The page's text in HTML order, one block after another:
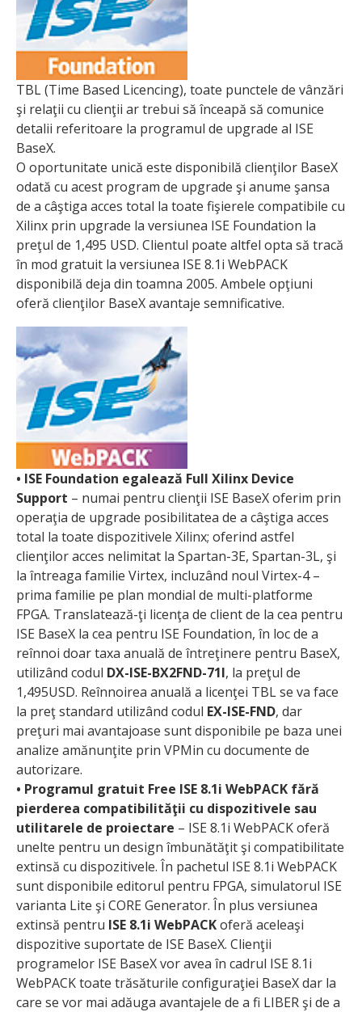
TBL (Time Based Licencing), toate punctele de vânzări
şi relaţii cu clienţii ar trebui să înceapă să comunice
detalii referitoare la programul de upgrade al ISE
BaseX.
O oportunitate unică este disponibilă clienţilor BaseX
odată cu acest program de upgrade şi anume şansa
de a câştiga acces total la toate fişierele compatibile cu
Xilinx prin upgrade la versiunea ISE Foundation la
preţul de 1,495 USD. Clientul poate altfel opta să tracă
în mod gratuit la versiunea ISE 8.1i WebPACK
disponibilă deja din toamna 2005. Ambele opţiuni
oferă clienţilor BaseX avantaje semnificative.
• ISE Foundation egalează Full Xilinx Device
Support – numai pentru clienţii ISE BaseX oferim prin
operaţia de upgrade posibilitatea de a câştiga acces
total la toate dispozitivele Xilinx; oferind astfel
clienţilor acces nelimitat la Spartan-3E, Spartan-3L, şi
la întreaga familie Virtex, incluzând noul Virtex-4 –
prima familie pe plan mondial de multi-platforme
FPGA. Translatează-ţi licenţa de client de la cea pentru
ISE BaseX la cea pentru ISE Foundation, în loc de a
reînnoi doar taxa anuală de întreţinere pentru BaseX,
utilizând codul DX-ISE-BX2FND-71I, la preţul de
1,495USD. Reînnoirea anuală a licenţei TBL se va face
la preţ standard utilizând codul EX-ISE-FND, dar
preţuri mai avantajoase sunt disponibile pe baza unei
analize amănunţite prin VPMin cu documente de
autorizare.
• Programul gratuit Free ISE 8.1i WebPACK fără
pierderea compatibilităţii cu dispozitivele sau
utilitarele de proiectare – ISE 8.1i WebPACK oferă
unelte pentru un design îmbunătăţit şi compatibilitate
extinsă cu dispozitivele. În pachetul ISE 8.1i WebPACK
sunt disponibile editorul pentru FPGA, simulatorul ISE
varianta Lite şi CORE Generator. În plus versiunea
extinsă pentru ISE 8.1i WebPACKoferă aceleaşi
dispozitive suportate de ISE BaseX. Clienţii
programelor ISE BaseX vor avea în cadrul ISE 8.1i
WebPACK toate trăsăturile configuraţiei BaseX dar la
care se vor mai adăuga avantajele de a fi LIBER şi de a